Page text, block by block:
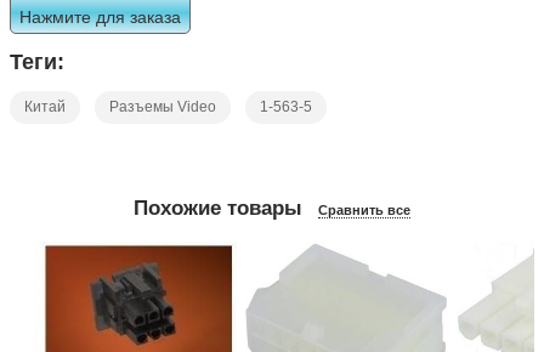
Нажмите для заказа
Теги:
Китай Разъемы Video 1-563-5
Похожие товары Сравнить все